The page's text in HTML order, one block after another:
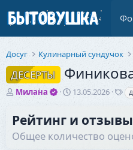
Досуг Кулинарный сундучок
ДЕСЕРТЫ
А
о
р
Милана
Д
а
н
13.05.2026
Т
и
Рейтинг и отзывы
Общее количество